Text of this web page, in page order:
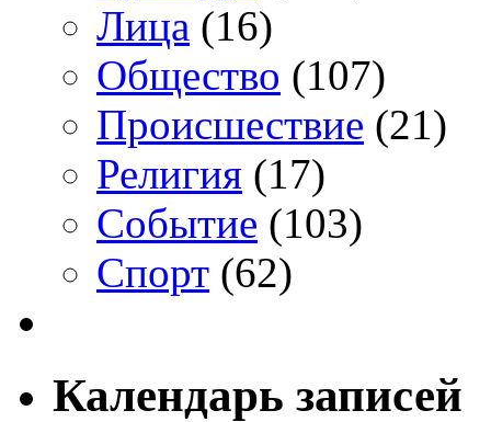
Лица (16)
Общество (107)
Происшествие (21)
Религия (17)
Событие (103)
Спорт (62)
Календарь записей